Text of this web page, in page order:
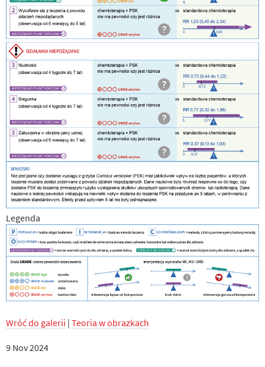
Legenda
Wróć do galerii | Teoria w obrazkach
9 Nov 2024